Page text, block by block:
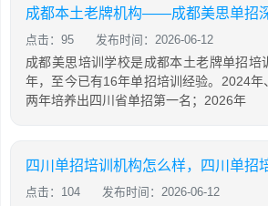
点击：95 发布时间：2026-06-12
成都美思培训学校是成都本土老牌单招培
年，至今已有16年单招培训经验。2024年
两年培养出四川省单招第一名；2026年
点击：104 发布时间：2026-06-12